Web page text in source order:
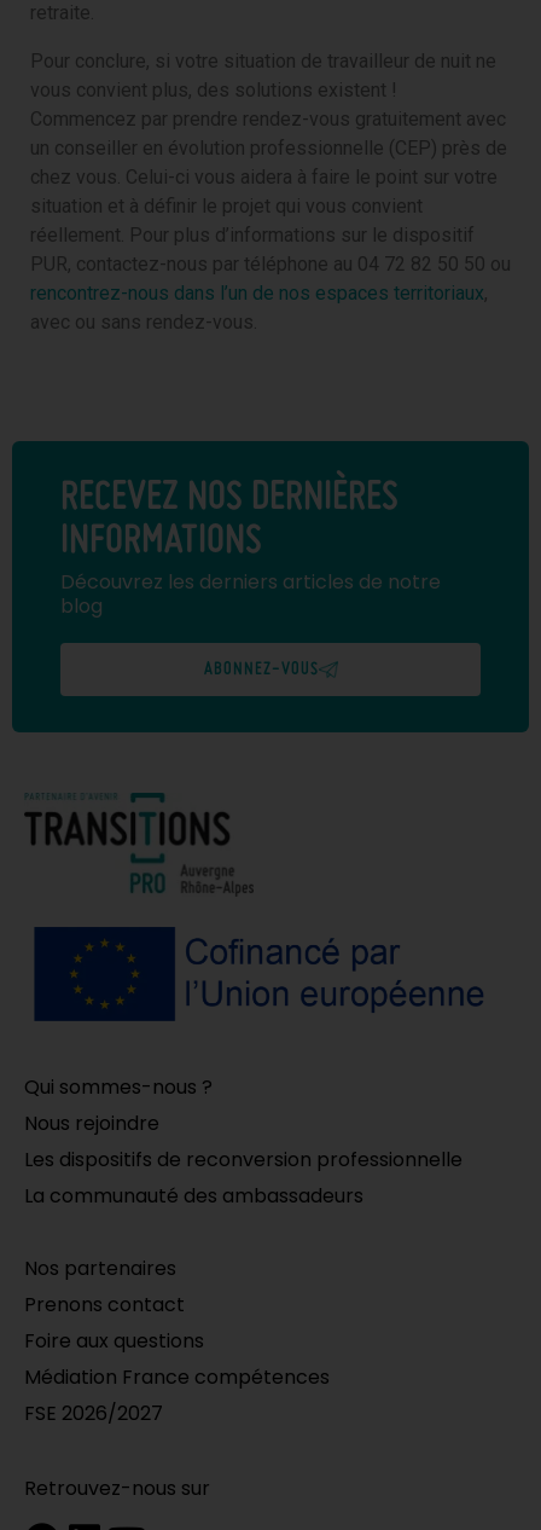
retraite.
Pour conclure, si votre situation de travailleur de nuit ne
vous convient plus, des solutions existent !
Commencez par prendre rendez-vous gratuitement avec
un conseiller en évolution professionnelle (CEP) près de
chez vous. Celui-ci vous aidera à faire le point sur votre
situation et à définir le projet qui vous convient
réellement. Pour plus d’informations sur le dispositif
PUR, contactez-nous par téléphone au 04 72 82 50 50 ou
rencontrez-nous dans l’un de nos espaces territoriaux,
avec ou sans rendez-vous.
RECEVEZ NOS DERNIÈRES
INFORMATIONS
Découvrez les derniers articles de notre
blog
ABONNEZ-VOUS
Qui sommes-nous ?
Nous rejoindre
Les dispositifs de reconversion professionnelle
La communauté des ambassadeurs
Nos partenaires
Prenons contact
Foire aux questions
Médiation France compétences
FSE 2026/2027
Retrouvez-nous sur